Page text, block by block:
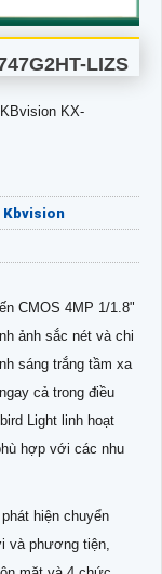
LIZS
KX-
Kbvision
CMOS 4MP 1/1.8"
ảnh sắc nét và chi
sáng trắng tầm xa
cả trong điều
Light linh hoạt
hợp với các nhu
hiện chuyển
và phương tiện,